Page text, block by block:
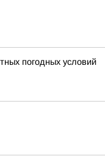
погодных условий